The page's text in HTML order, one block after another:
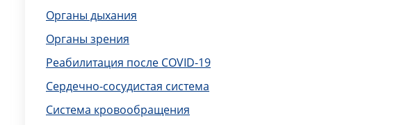
Органы дыхания
Органы зрения
Реабилитация после COVID-19
Сердечно-сосудистая система
Система кровообращения